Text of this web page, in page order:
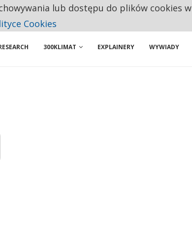
300KLIMAT EXPLAINERY WYWIADY
lub dostępu do plików cookies w
Cookies